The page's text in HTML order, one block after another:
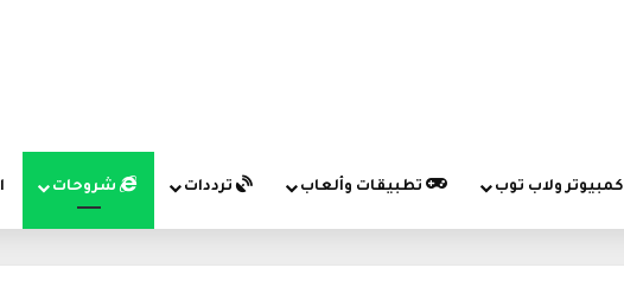
كمبيوتر ولاب توب تطبيقات وألعاب ترددات شروحات